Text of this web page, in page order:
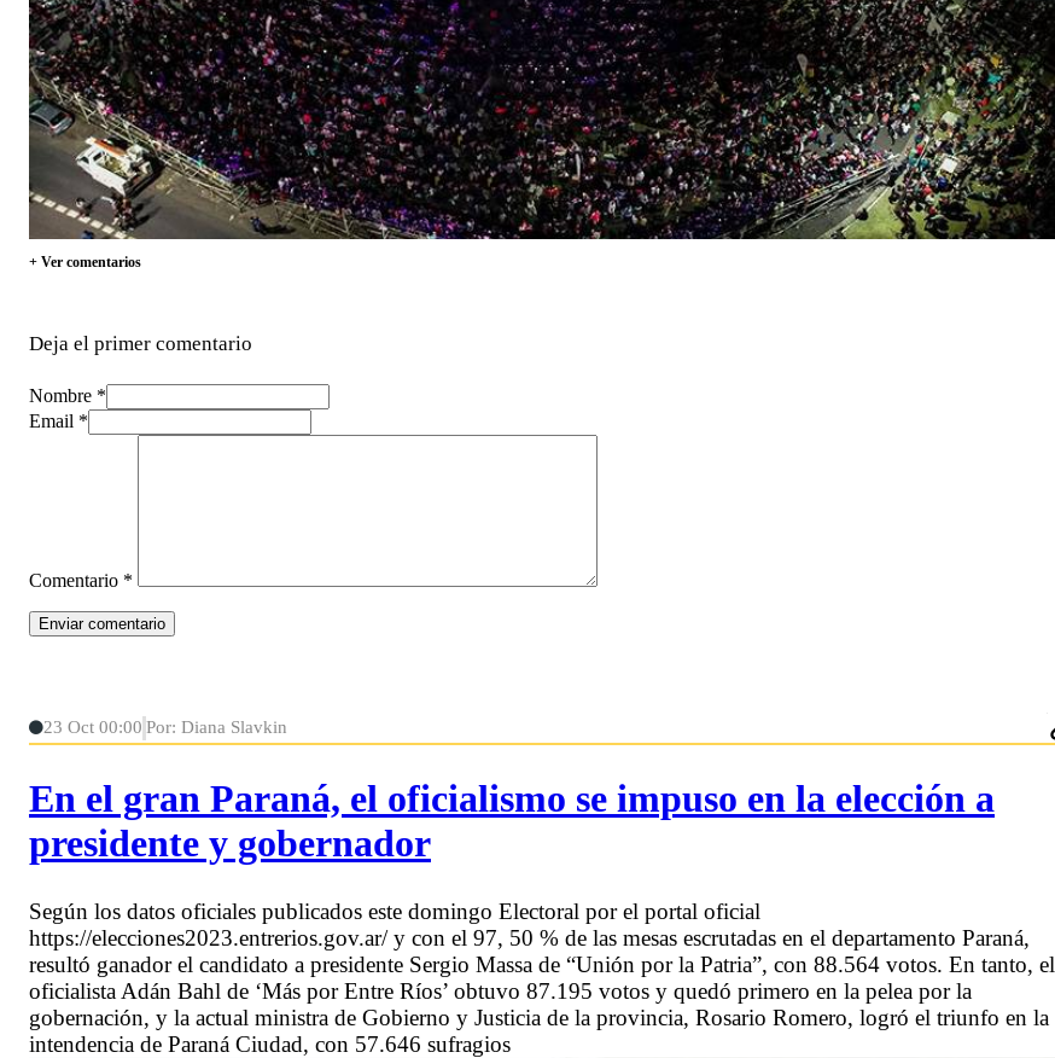
+ Ver comentarios
Deja el primer comentario
Nombre *
Email *
Comentario *
23 Oct 00:00 Por: Diana Slavkin
En el gran Paraná, el oficialismo se impuso en la elección a
presidente y gobernador
Según los datos oficiales publicados este domingo Electoral por el portal oficial
https://elecciones2023.entrerios.gov.ar/ y con el 97, 50 % de las mesas escrutadas en el departamento Paraná,
resultó ganador el candidato a presidente Sergio Massa de “Unión por la Patria”, con 88.564 votos. En tanto, el
oficialista Adán Bahl de ‘Más por Entre Ríos’ obtuvo 87.195 votos y quedó primero en la pelea por la
gobernación, y la actual ministra de Gobierno y Justicia de la provincia, Rosario Romero, logró el triunfo en la
intendencia de Paraná Ciudad, con 57.646 sufragios